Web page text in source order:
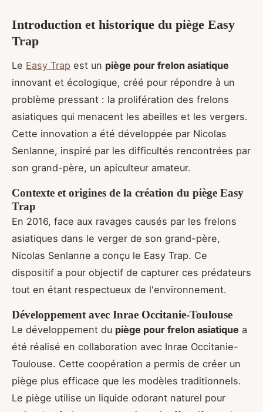
Introduction et historique du piège Easy
Trap
Le Easy Trap est un piège pour frelon asiatique
innovant et écologique, créé pour répondre à un
problème pressant : la prolifération des frelons
asiatiques qui menacent les abeilles et les vergers.
Cette innovation a été développée par Nicolas
Senlanne, inspiré par les difficultés rencontrées par
son grand-père, un apiculteur amateur.
Contexte et origines de la création du piège Easy
Trap
En 2016, face aux ravages causés par les frelons
asiatiques dans le verger de son grand-père,
Nicolas Senlanne a conçu le Easy Trap. Ce
dispositif a pour objectif de capturer ces prédateurs
tout en étant respectueux de l'environnement.
Développement avec Inrae Occitanie-Toulouse
Le développement du piège pour frelon asiatique a
été réalisé en collaboration avec Inrae Occitanie-
Toulouse. Cette coopération a permis de créer un
piège plus efficace que les modèles traditionnels.
Le piège utilise un liquide odorant naturel pour